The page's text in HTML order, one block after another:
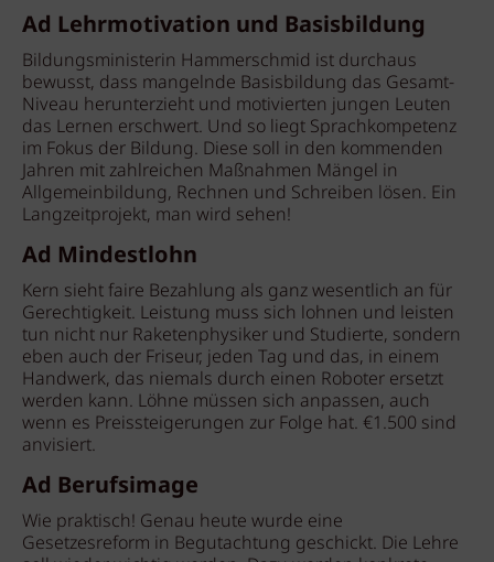
Ad Lehrmotivation und Basisbildung
Bildungsministerin Hammerschmid ist durchaus
bewusst, dass mangelnde Basisbildung das Gesamt-
Niveau herunterzieht und motivierten jungen Leuten
das Lernen erschwert. Und so liegt Sprachkompetenz
im Fokus der Bildung. Diese soll in den kommenden
Jahren mit zahlreichen Maßnahmen Mängel in
Allgemeinbildung, Rechnen und Schreiben lösen. Ein
Langzeitprojekt, man wird sehen!
Ad Mindestlohn
Kern sieht faire Bezahlung als ganz wesentlich an für
Gerechtigkeit. Leistung muss sich lohnen und leisten
tun nicht nur Raketenphysiker und Studierte, sondern
eben auch der Friseur, jeden Tag und das, in einem
Handwerk, das niemals durch einen Roboter ersetzt
werden kann. Löhne müssen sich anpassen, auch
wenn es Preissteigerungen zur Folge hat. €1.500 sind
anvisiert.
Ad Berufsimage
Wie praktisch! Genau heute wurde eine
Gesetzesreform in Begutachtung geschickt. Die Lehre